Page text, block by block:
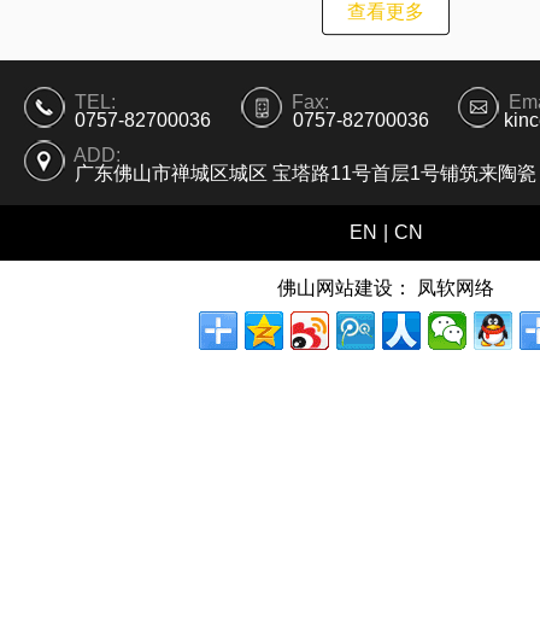
查看更多
TEL:
0757-82700036
Fax:
0757-82700036
ADD:
广东佛山市禅城区城区 宝塔路11号首层1号铺筑来陶瓷
EN CN
佛山网站建设： 凤软网络